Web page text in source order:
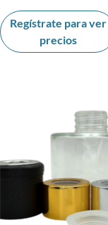
Regístrate para ver
precios